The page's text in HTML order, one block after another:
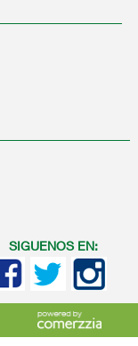
SIGUENOS EN: